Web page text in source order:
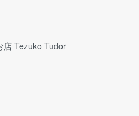
店 Tezuko Tudor